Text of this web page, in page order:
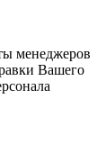
менеджеров
Вашего